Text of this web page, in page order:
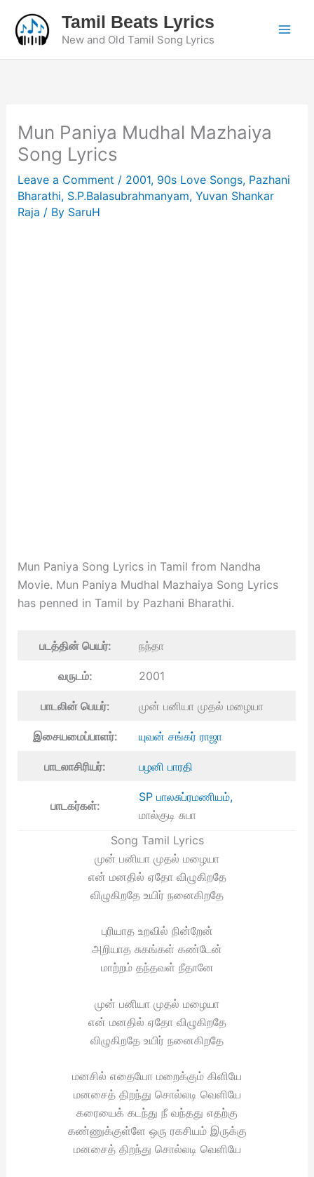
content
Tamil Beats Lyrics
New and Old Tamil Song Lyrics
Mun Paniya Mudhal Mazhaiya
Song Lyrics
Leave a Comment / 2001, 90s Love Songs, Pazhani
Bharathi, S.P.Balasubrahmanyam, Yuvan Shankar
Raja / By SaruH
Mun Paniya Song Lyrics in Tamil from Nandha
Movie. Mun Paniya Mudhal Mazhaiya Song Lyrics
has penned in Tamil by Pazhani Bharathi.
படத்தின் பெயர்: நந்தா
வருடம்: 2001
பாடலின் பெயர்: முன் பனியா முதல் மழையா
இசையமைப்பாளர்: யுவன் சங்கர் ராஜா
பாடலாசிரியர்: பழனி பாரதி
பாடகர்கள்:
SP பாலசுப்ரமணியம்,
மால்குடி சுபா
Song Tamil Lyrics
முன் பனியா முதல் மழையா
என் மனதில் ஏதோ விழுகிறதே
விழுகிறதே உயிர் நனைகிறதே
புரியாத உறவில் நின்றேன்
அறியாத சுகங்கள் கண்டேன்
மாற்றம் தந்தவள் நீதானே
முன் பனியா முதல் மழையா
என் மனதில் ஏதோ விழுகிறதே
விழுகிறதே உயிர் நனைகிறதே
மனசில் எதையோ மறைக்கும் கிளியே
மனசைத் திறந்து சொல்லடி வெளியே
கரையைக் கடந்து நீ வந்தது எதற்கு
கண்ணுக்குள்ளே ஒரு ரகசியம் இருக்கு
மனசைத் திறந்து சொல்லடி வெளியே